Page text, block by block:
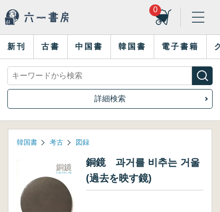
0
新刊 古書 中国書 韓国書 電子書籍
詳細検索
韓国書 考古 図録
銅鏡 과거를 비추는 거울
(過去を映す鏡)